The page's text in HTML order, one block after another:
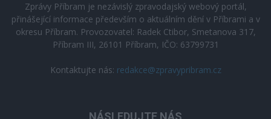
Zprávy Příbram je nezávislý zpravodajský webový portál,
přinášející informace především o aktuálním dění v Příbrami a v
okresu Příbram. Provozovatel: Radek Ctibor, Smetanova 317,
Příbram III, 26101 Příbram, IČO: 63799731
Kontaktujte nás: redakce@zpravypribram.cz
NÁSLEDUJTE NÁS